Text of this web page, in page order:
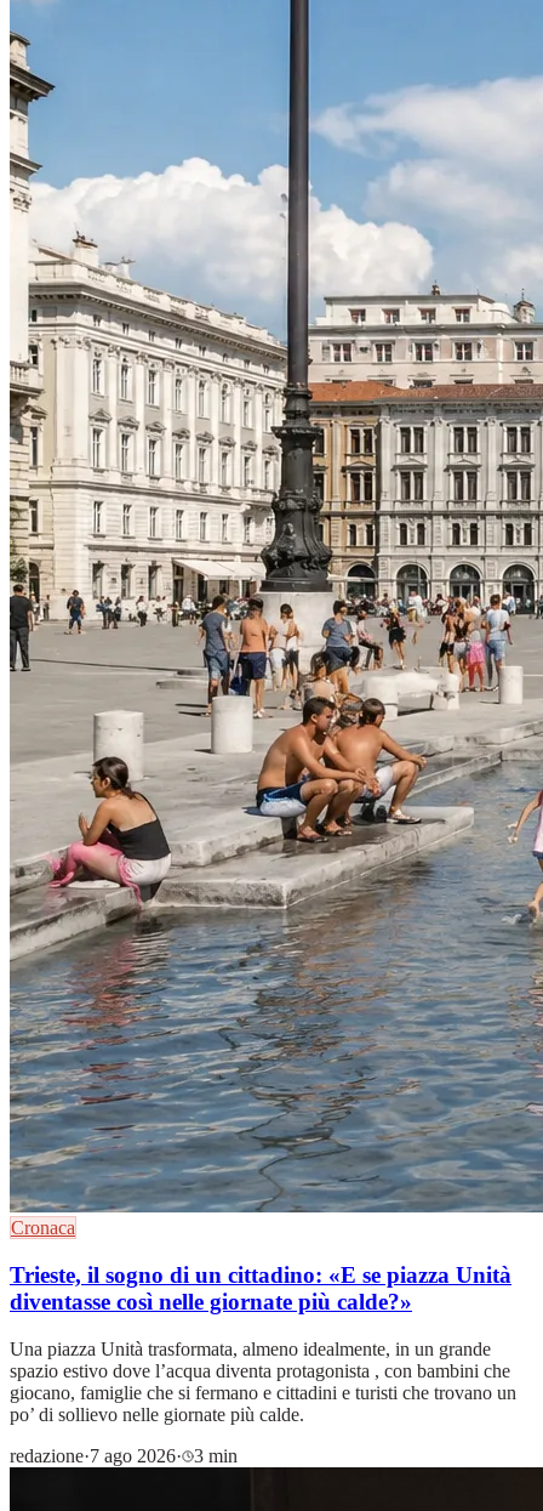
Cronaca
Trieste, il sogno di un cittadino: «E se piazza Unità
diventasse così nelle giornate più calde?»
Una piazza Unità trasformata, almeno idealmente, in un grande
spazio estivo dove l’acqua diventa protagonista , con bambini che
giocano, famiglie che si fermano e cittadini e turisti che trovano un
po’ di sollievo nelle giornate più calde.
redazione·7 ago 2026· 3 min